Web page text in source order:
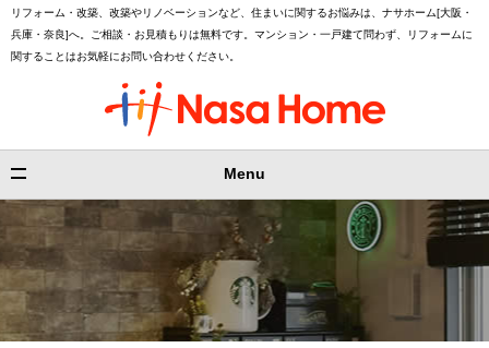
リフォーム・改築、改築やリノベーションなど、住まいに関するお悩みは、ナサホーム[大阪・
兵庫・奈良]へ。ご相談・お見積もりは無料です。マンション・一戸建て問わず、リフォームに
関することはお気軽にお問い合わせください。
Menu